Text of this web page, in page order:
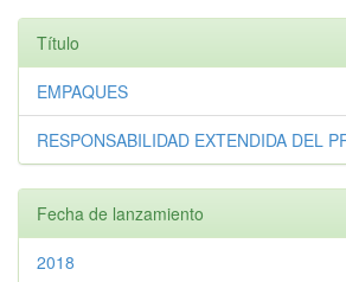
Título
EMPAQUES
RESPONSABILIDAD EXTENDIDA DEL
Fecha de lanzamiento
2018